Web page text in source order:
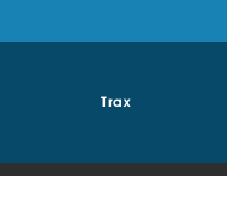
Trax